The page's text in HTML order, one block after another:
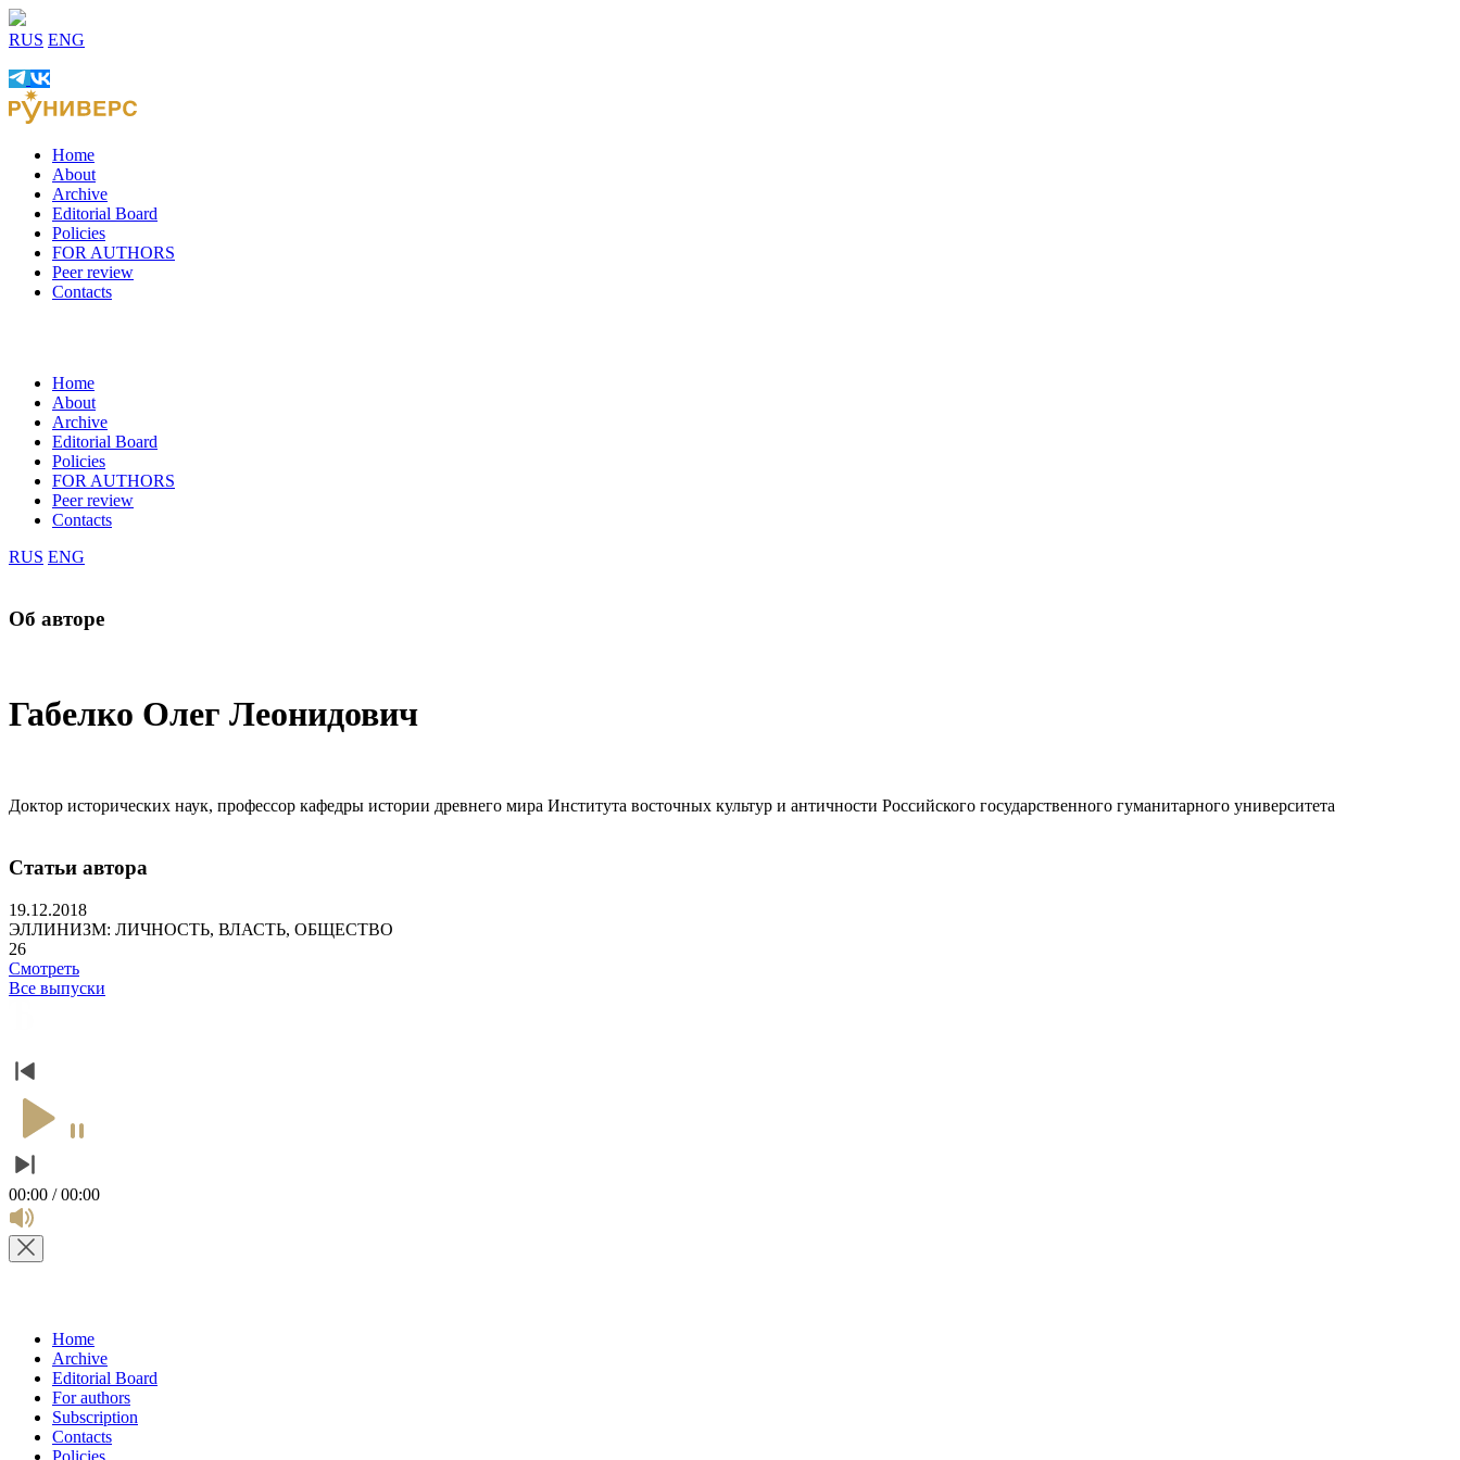
RUS ENG
Home
About
Archive
Editorial Board
Policies
FOR AUTHORS
Peer review
Contacts
Home
About
Archive
Editorial Board
Policies
FOR AUTHORS
Peer review
Contacts
RUS ENG
Об авторе
Габелко Олег Леонидович
Доктор исторических наук, профессор кафедры истории древнего мира Института восточных культур и античности Российского государственного гуманитарного университета
Статьи автора
19.12.2018
ЭЛЛИНИЗМ: ЛИЧНОСТЬ, ВЛАСТЬ, ОБЩЕСТВО
26
Смотреть
Все выпуски
00:00 / 00:00
Home
Archive
Editorial Board
For authors
Subscription
Contacts
Policies